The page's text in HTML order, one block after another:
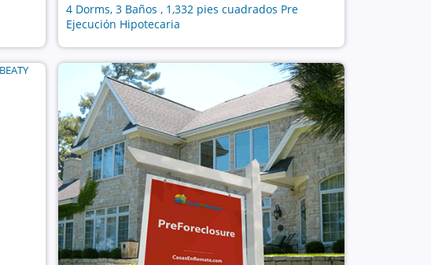
4 Dorms, 3 Baños , 1,332 pies cuadrados Pre
Ejecución Hipotecaria